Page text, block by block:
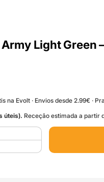
Light Green
na Evolt · Envios desde 2.99€ ·
úteis). Receção estimada a partir